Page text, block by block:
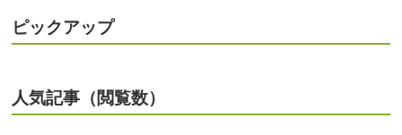
ピックアップ
人気記事（閲覧数）